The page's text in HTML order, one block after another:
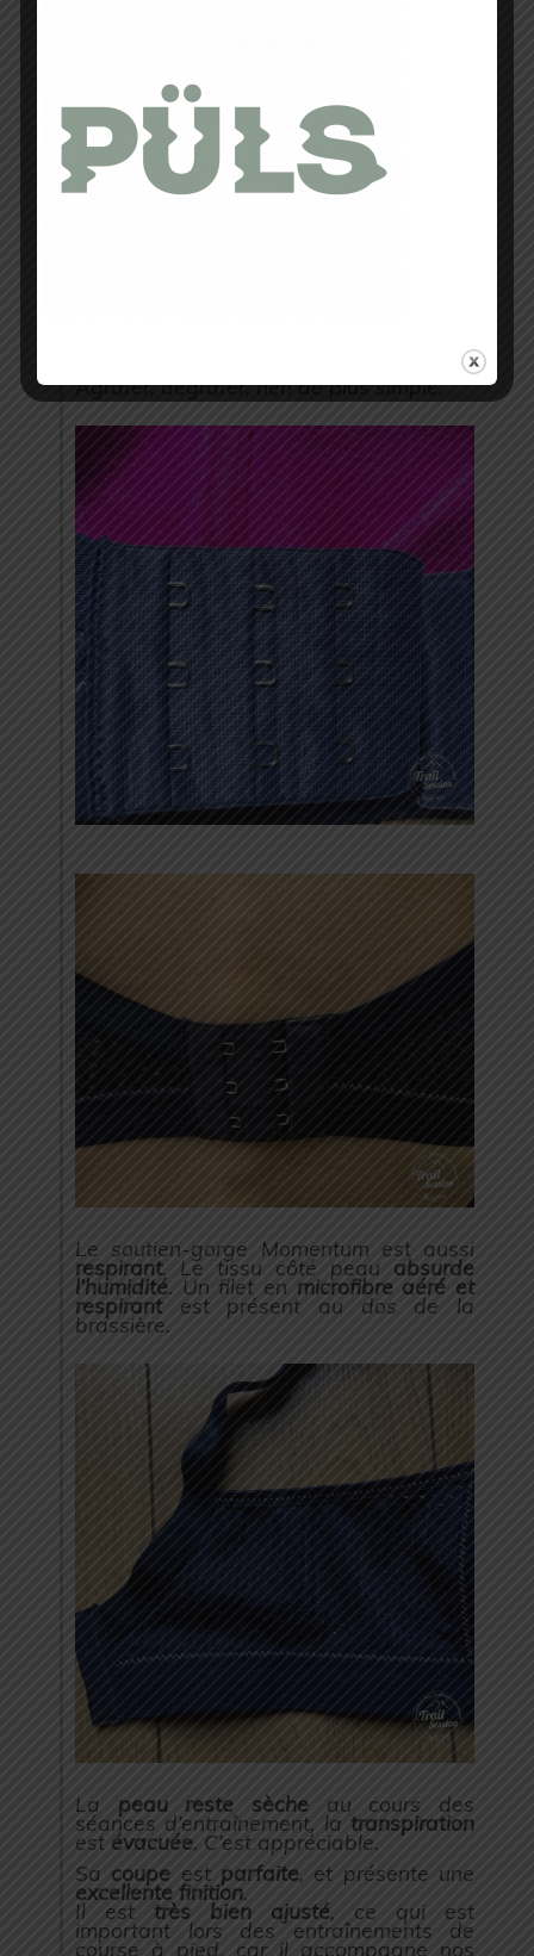
trop serrée (aussi vrai après
l’entraînement pour l’enlever ????).
Agrafer, dégrafer, rien de plus simple.
Le soutien-gorge Momentum est aussi
respirant. Le tissu côté peau absurde
l’humidité. Un filet en microfibre aéré et
respirantest présent au dos de la
brassière.
La peau reste sèche au cours des
séances d’entraînement, la transpiration
est évacuée. C’est appréciable.
Sa coupe est parfaite, et présente une
excellente finition.
Il est très bien ajusté, ce qui est
important lors des entraînements de
course à pied, car il accompagne nos